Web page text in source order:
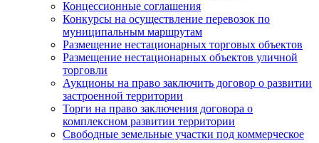
Концессионные соглашения
Конкурсы на осуществление перевозок по
муниципальным маршрутам
Размещение нестационарных торговых объектов
Размещение нестационарных объектов уличной
торговли
Аукционы на право заключить договор о развитии
застроенной территории
Торги на право заключения договора о
комплексном развитии территории
Свободные земельные участки под коммерческое